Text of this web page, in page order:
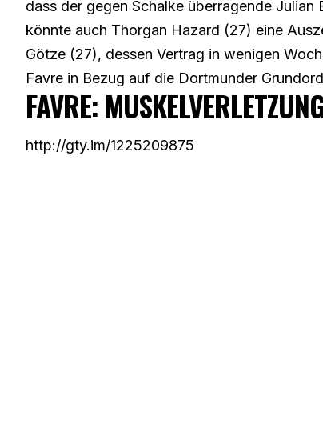
dass der gegen Schalke überragende
könnte auch Thorgan Hazard (27) eine
Götze (27), dessen Vertrag in wenigen
Favre in Bezug auf die Dortmunder
FAVRE:
http://gty.im/1225209875